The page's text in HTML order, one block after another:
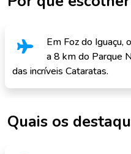
Em Foz do Iguaçu,
a 8 km do Parque
das incríveis Cataratas.
Quais os